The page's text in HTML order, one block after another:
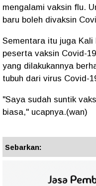
mengalami vaksin flu.
baru boleh divaksin
Sementara itu juga
peserta vaksin Covid-
yang dilakukannya
tubuh dari virus Covid-
"Saya sudah suntik
biasa," ucapnya.(wan)
Sebarkan: